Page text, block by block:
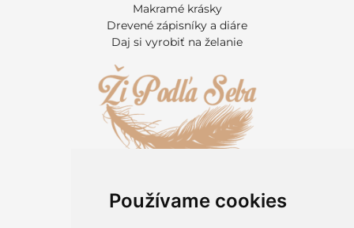
Používame cookies
Makramé krásky
Drevené zápisníky a diáre
Daj si vyrobiť na želanie
Informácie pre zákazníkov